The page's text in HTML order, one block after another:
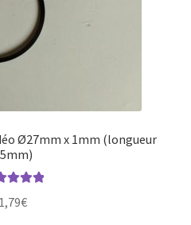
Ø27mm x 1mm (longueur
1,79€